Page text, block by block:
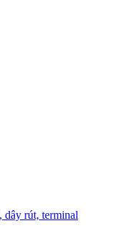
dây rút, terminal